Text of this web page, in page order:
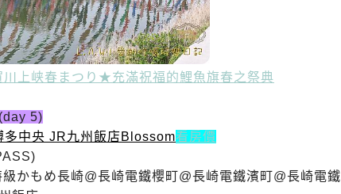
川上峡春まつり★充滿祝福的鯉魚旗春之祭典
5)
多中央 JR九州飯店Blossom看房價
かもめ長崎@長崎電鐵櫻町@長崎電鐵濱町@長崎電鐵